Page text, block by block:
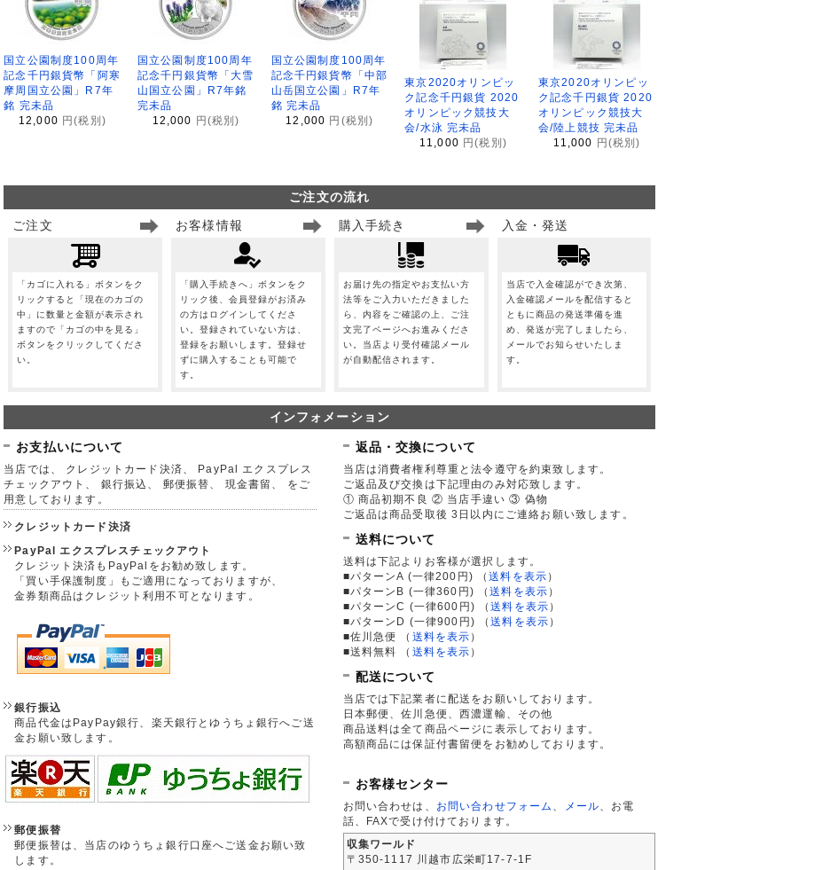
国立公園制度100周年
記念千円銀貨幣「阿寒
摩周国立公園」R7年
銘 完未品
12,000 円(税別)
国立公園制度100周年
記念千円銀貨幣「大雪
山国立公園」R7年銘
完未品
12,000 円(税別)
国立公園制度100周年
記念千円銀貨幣「中部
山岳国立公園」R7年
銘 完未品
12,000 円(税別)
東京2020オリンピッ
ク記念千円銀貨 2020
オリンピック競技大
会/水泳 完未品
11,000 円(税別)
東京2020オリンピッ
ク記念千円銀貨 2020
オリンピック競技大
会/陸上競技 完未品
11,000 円(税別)
ご注文の流れ
ご注文
「カゴに入れる」ボタンをク
リックすると「現在のカゴの
中」に数量と金額が表示され
ますので「カゴの中を見る」
ボタンをクリックしてくださ
い。
お客様情報
「購入手続きへ」ボタンをク
リック後、会員登録がお済み
の方はログインしてくださ
い。登録されていない方は、
登録をお願いします。登録せ
ずに購入することも可能で
す。
購入手続き
お届け先の指定やお支払い方
法等をご入力いただきました
ら、内容をご確認の上、ご注
文完了ページへお進みくださ
い。当店より受付確認メール
が自動配信されます。
入金・発送
当店で入金確認ができ次第、
入金確認メールを配信すると
ともに商品の発送準備を進
め、発送が完了しましたら、
メールでお知らせいたしま
す。
インフォメーション
お支払いについて
当店では、 クレジットカード決済、 PayPal エクスプレス
チェックアウト、 銀行振込、 郵便振替、 現金書留、 をご
用意しております。
クレジットカード決済
PayPal エクスプレスチェックアウト
クレジット決済もPayPalをお勧め致します。
「買い手保護制度」もご適用になっておりますが、
金券類商品はクレジット利用不可となります。
銀行振込
商品代金はPayPay銀行、楽天銀行とゆうちょ銀行へご送
金お願い致します。
郵便振替
郵便振替は、当店のゆうちょ銀行口座へご送金お願い致
します。
返品・交換について
当店は消費者権利尊重と法令遵守を約束致します。
ご返品及び交換は下記理由のみ対応致します。
① 商品初期不良 ② 当店手違い ③ 偽物
ご返品は商品受取後 3日以内にご連絡お願い致します。
送料について
送料は下記よりお客様が選択します。
■パターンA (一律200円)
（送料を表示 ）
■パターンB (一律360円)
（送料を表示 ）
■パターンC (一律600円)
（送料を表示 ）
■パターンD (一律900円)
（送料を表示 ）
■佐川急便
（ 送料を表示 ）
■送料無料
（ 送料を表示 ）
配送について
当店では下記業者に配送をお願いしております。
日本郵便、佐川急便、西濃運輸、その他
商品送料は全て商品ページに表示しております。
高額商品には保証付書留便をお勧めしております。
お客様センター
お問い合わせは、 お問い合わせフォーム メール 、お電
話、FAXで受け付けております。
収集ワールド
〒350-1117 川越市広栄町17-7-1F